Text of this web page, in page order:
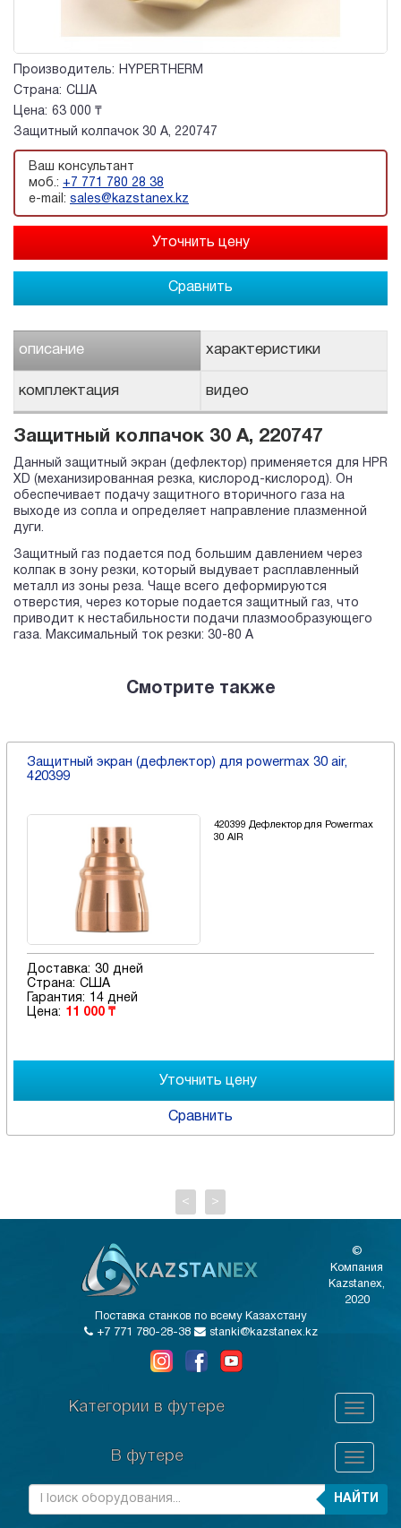
Производитель:
HYPERTHERM
Страна: США
Цена: 63 000 ₸
Защитный колпачок 30 А, 220747
Ваш консультант
моб.: +7 771 780 28 38
e-mail: sales@kazstanex.kz
Сравнить
описание характеристики
комплектация видео
Защитный колпачок 30 А, 220747
Данный защитный экран (дефлектор) применяется для HPR
XD (механизированная резка, кислород-кислород). Он
обеспечивает подачу защитного вторичного газа на
выходе из сопла и определяет направление плазменной
дуги.
Защитный газ подается под большим давлением через
колпак в зону резки, который выдувает расплавленный
металл из зоны реза. Чаще всего деформируются
отверстия, через которые подается защитный газ, что
приводит к нестабильности подачи плазмообразующего
газа. Максимальный ток резки: 30-80 А
Смотрите также
Защитный экран (дефлектор) для powermax 30 air,
420399
420399 Дефлектор для Powermax
30 AIR
Доставка: 30 дней
Страна: США
Гарантия:
14 дней
Цена: 11 000 ₸
Сравнить
< >
©
Компания
Kazstanex,
2020
Поставка станков по всему Казахстану
+7 771 780-28-38
stanki@kazstanex.kz
Категории в футере
В футере
НАЙТИ